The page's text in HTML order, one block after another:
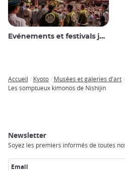
Evénements et festivals japonais
Breadcrumb
Accueil Kyoto
Musées et galeries d'art
Les somptueux kimonos de Nishijin
Newsletter
Soyez les premiers informés de toutes
Email